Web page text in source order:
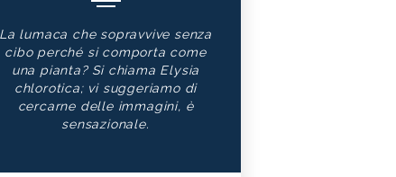
La lumaca che sopravvive senza
cibo perché si comporta come
una pianta? Si chiama Elysia
chlorotica; vi suggeriamo di
cercarne delle immagini, è
sensazionale.